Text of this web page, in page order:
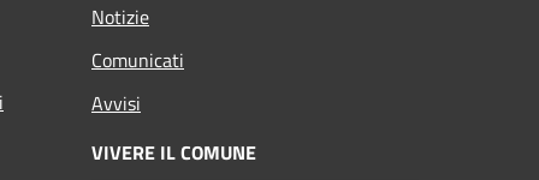
Notizie
Comunicati
Avvisi
VIVERE IL COMUNE